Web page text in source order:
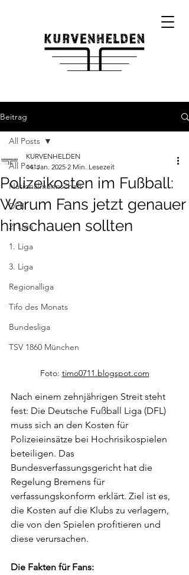
Beitrag
All Posts
Nationalmannschaft
DFB
2. Liga
1. Liga
3. Liga
Regionalliga
Tifo des Monats
Bundesliga
TSV 1860 München
All Posts
Polizeikosten im Fußball:
Warum Fans jetzt genauer
hinschauen sollten
KURVENHELDEN
14. Jan. 2025 2 Min. Lesezeit
Foto: timo0711.blogspot.com
Nach einem zehnjährigen Streit steht
fest: Die Deutsche Fußball Liga (DFL)
muss sich an den Kosten für
Polizeieinsätze bei Hochrisikospielen
beteiligen. Das
Bundesverfassungsgericht hat die
Regelung Bremens für
verfassungskonform erklärt. Ziel ist es,
die Kosten auf die Klubs zu verlagern,
die von den Spielen profitieren und
diese verursachen.
Die Fakten für Fans: